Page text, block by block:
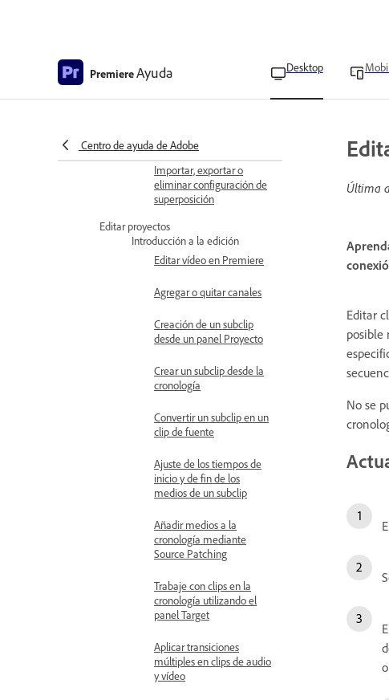
PremiereAyuda Desktop
Centro de ayuda de Adobe
superposición
superposición
Importar, exportar o
eliminar configuración de
superposición
Editar proyectos
Introducción a la edición
Editar vídeo en Premiere
Agregar o quitar canales
Creación de un subclip
desde un panel Proyecto
Crear un subclip desde la
cronología
Convertir un subclip en un
clip de fuente
Ajuste de los tiempos de
inicio y de fin de los
medios de un subclip
Añadir medios a la
cronología mediante
Source Patching
Trabaje con clips en la
cronología utilizando el
panel Target
Aplicar transiciones
múltiples en clips de audio
y vídeo
Última
Editar
posible
No se